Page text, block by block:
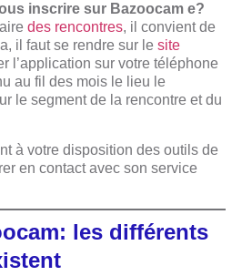
inscrire sur Bazoocam e?
des rencontres, il convient de
il faut se rendre sur le site
l’application sur votre téléphone
au fil des mois le lieu le
le segment de la rencontre et du
à votre disposition des outils de
en contact avec son service
les différents